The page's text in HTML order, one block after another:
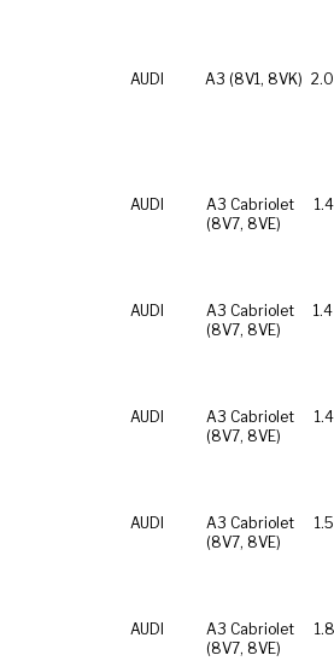
AUDI A3 (8V1, 8VK)
AUDI
A3 Cabriolet
(8V7, 8VE)
AUDI
A3 Cabriolet
(8V7, 8VE)
AUDI
A3 Cabriolet
(8V7, 8VE)
AUDI
A3 Cabriolet
(8V7, 8VE)
AUDI
A3 Cabriolet
(8V7, 8VE)